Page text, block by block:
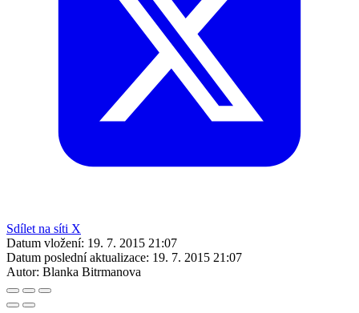
Sdílet na síti X
Datum vložení: 19. 7. 2015 21:07
Datum poslední aktualizace: 19. 7. 2015 21:07
Autor: Blanka Bitrmanova